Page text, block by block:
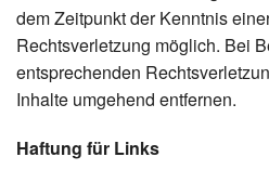
dem Zeitpunkt der Kenntnis
Rechtsverletzung möglich. Bei
entsprechenden
Inhalte umgehend entfernen.
Haftung für Links